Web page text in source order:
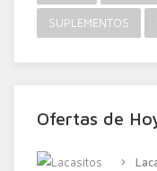
SUPLEMENTOS
Ofertas de